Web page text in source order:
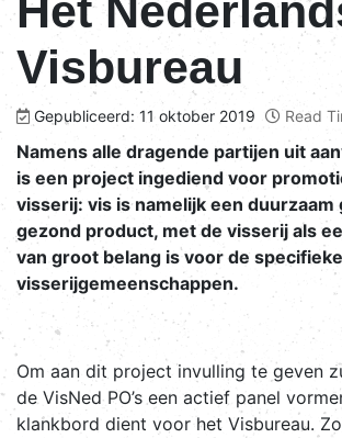
Het
Visbureau
Gepubliceerd: 11 oktober 2019 Read
Namens alle dragende partijen uit
is een project ingediend voor
visserij: vis is namelijk een duurzaam
gezond product, met de visserij als
van groot belang is voor de specifieke
visserijgemeenschappen.
Om aan dit project invulling te geven
de VisNed PO’s een actief panel
klankbord dient voor het Visbureau. Zo